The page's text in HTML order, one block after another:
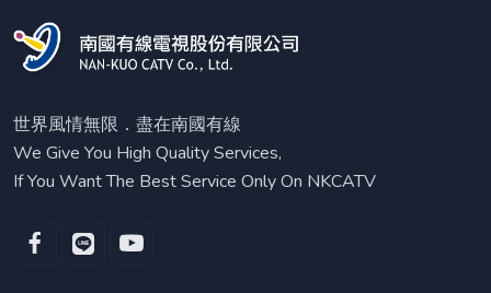
世界風情無限．盡在南國有線
We Give You High Quality Services,
If You Want The Best Service Only On NKCATV